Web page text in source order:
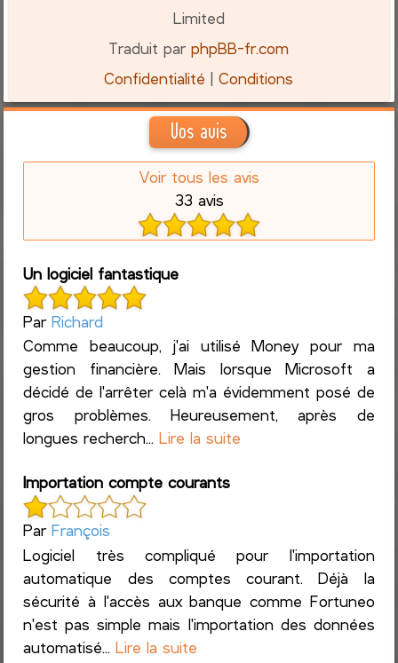
Limited
Traduit parphpBB-fr.com
Confidentialité |Conditions
Vos avis
Voir tous les avis
33 avis
Un logiciel fantastique
ParRichard
Comme beaucoup, j'ai utilisé Money pour ma
gestion financière. Mais lorsque Microsoft a
décidé de l'arrêter celà m'a évidemment posé de
gros problèmes. Heureusement, après de
longues recherch...Lire la suite
Importation compte courants
ParFrançois
Logiciel très compliqué pour l'importation
automatique des comptes courant. Déjà la
sécurité à l'accès aux banque comme Fortuneo
n'est pas simple mais l'importation des données
automatisé...Lire la suite